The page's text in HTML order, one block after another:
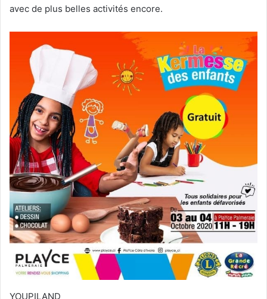
avec de plus belles activités encore.
YOUPILAND